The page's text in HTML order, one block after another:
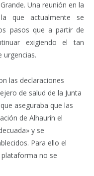
Una reunión en la
que actualmente se
pasos que a partir de
exigiendo el tan
urgencias.
las declaraciones
de salud de la Junta
aseguraba que las
de Alhaurín el
y se
Para ello el
no se